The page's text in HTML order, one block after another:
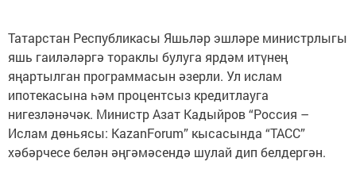
Татарстан Республикасы Яшьләр эшләре министрлыгы
яшь гаиләләргә тораклы булуга ярдәм итүнең
яңартылган программасын әзерли. Ул ислам
ипотекасына һәм процентсыз кредитлауга
нигезләнәчәк. Министр Азат Кадыйров “Россия –
Ислам дөньясы: KazanForum” кысасында “ТАСС”
хәбәрчесе белән әңгәмәсендә шулай дип белдергән.